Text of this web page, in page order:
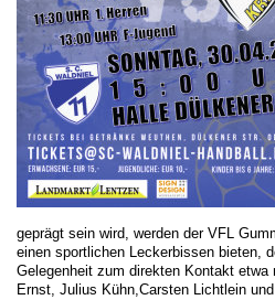
geprägt sein wird, werden der VFL
einen sportlichen Leckerbissen bieten,
Gelegenheit zum direkten Kontakt
Ernst, Julius Kühn,Carsten Lichtlein